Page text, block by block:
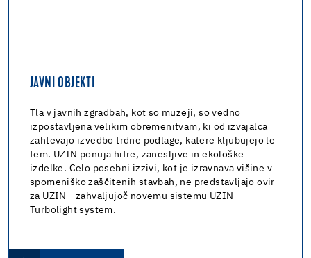
JAVNI OBJEKTI
Tla v javnih zgradbah, kot so muzeji, so vedno
izpostavljena velikim obremenitvam, ki od izvajalca
zahtevajo izvedbo trdne podlage, katere kljubujejo le
tem. UZIN ponuja hitre, zanesljive in ekološke
izdelke. Celo posebni izzivi, kot je izravnava višine v
spomeniško zaščitenih stavbah, ne predstavljajo ovir
za UZIN - zahvaljujoč novemu sistemu UZIN
Turbolight system.